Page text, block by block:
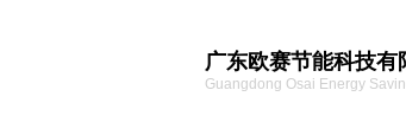
Guangdong Osai Energy
广东欧赛节能科技有